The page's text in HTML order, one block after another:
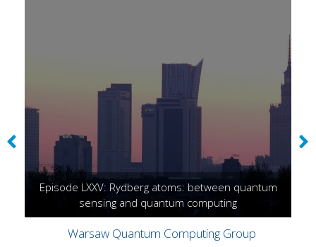
Episode LXXV: Rydberg atoms: between quantum
sensing and quantum computing
Warsaw Quantum Computing Group